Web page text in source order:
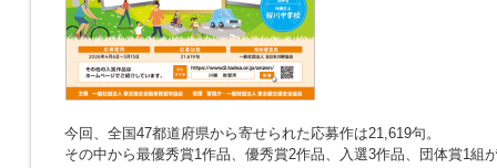
今回、全国47都道府県から寄せられた応募作は21,619句。
その中から最優秀賞1作品、優秀賞2作品、入選3作品、団体賞1組